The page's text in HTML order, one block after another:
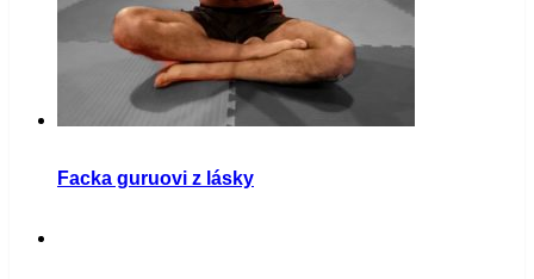
Facka guruovi z lásky